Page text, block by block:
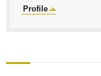
Profile